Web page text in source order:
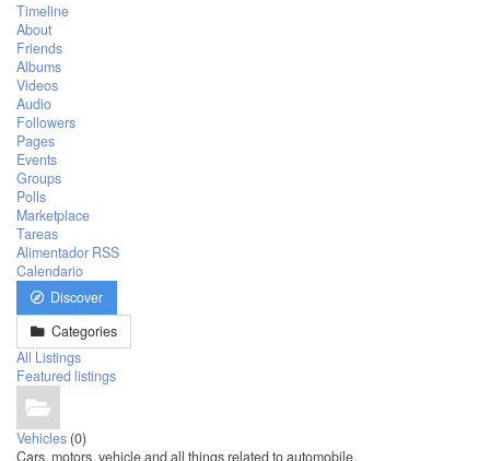
Timeline
About
Friends
Albums
Videos
Audio
Followers
Pages
Events
Groups
Polls
Marketplace
Tareas
Alimentador RSS
Calendario
Discover
Categories
All Listings
Featured listings
Vehicles (0)
Cars, motors, vehicle and all things related to automobile.